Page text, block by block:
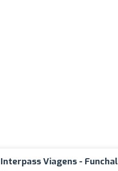
Interpass Viagens - Funchal